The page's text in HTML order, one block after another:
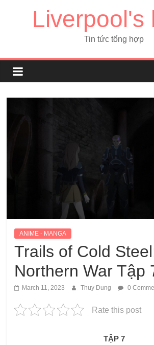
Liverpool's
Tin tức tổng hợp
ANIME - MANGA
Trails of Cold
Northern War Tập
March 11, 2023 Thuy Dung 0
Rate this post
TẬP 7